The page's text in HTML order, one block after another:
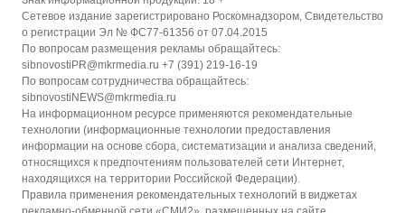
Сетевое издание зарегистрировано Роскомнадзором, Свидетельство
о регистрации Эл № ФС77-61356 от 07.04.2015
По вопросам размещения рекламы обращайтесь:
sibnovostiPR@mkrmedia.ru +7 (391) 219-16-19
По вопросам сотрудничества обращайтесь:
sibnovostiNEWS@mkrmedia.ru
На информационном ресурсе применяются рекомендательные
технологии (информационные технологии предоставления
информации на основе сбора, систематизации и анализа сведений,
относящихся к предпочтениям пользователей сети Интернет,
находящихся на территории Российской Федерации).
Правила применения рекомендательных технологий в виджетах